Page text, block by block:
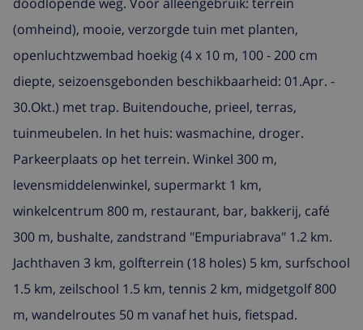
(omheind), mooie, verzorgde tuin met planten,
openluchtzwembad hoekig (4 x 10 m, 100 - 200 cm
diepte, seizoensgebonden beschikbaarheid: 01.Apr. -
30.Okt.) met trap. Buitendouche, prieel, terras,
tuinmeubelen. In het huis: wasmachine, droger.
Parkeerplaats op het terrein. Winkel 300 m,
levensmiddelenwinkel, supermarkt 1 km,
winkelcentrum 800 m, restaurant, bar, bakkerij, café
300 m, bushalte, zandstrand "Empuriabrava" 1.2 km.
Jachthaven 3 km, golfterrein (18 holes) 5 km, surfschool
1.5 km, zeilschool 1.5 km, tennis 2 km, midgetgolf 800
m, wandelroutes 50 m vanaf het huis, fietspad.